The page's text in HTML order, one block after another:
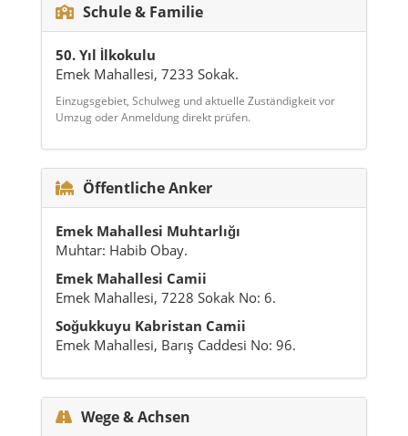
Schule & Familie
50. Yıl İlkokulu
Emek Mahallesi, 7233 Sokak.
Einzugsgebiet, Schulweg und aktuelle Zuständigkeit vor
Umzug oder Anmeldung direkt prüfen.
Öffentliche Anker
Emek Mahallesi Muhtarlığı
Muhtar: Habib Obay.
Emek Mahallesi Camii
Emek Mahallesi, 7228 Sokak No: 6.
Soğukkuyu Kabristan Camii
Emek Mahallesi, Barış Caddesi No: 96.
Wege & Achsen